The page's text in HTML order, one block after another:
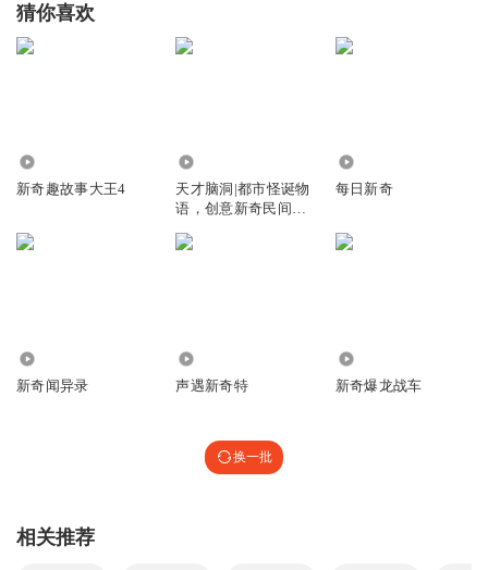
猜你喜欢
新奇趣故事大王4
天才脑洞|都市怪诞物
语，创意新奇民间故
每日新奇
新奇闻异录 声遇新奇特 新奇爆龙战车
换一批
相关推荐